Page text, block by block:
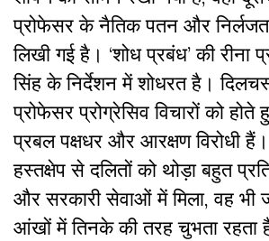
प्रोफेसर के नैतिक पतन और
लिखी गई है। ‘शोध प्रबंध’ की रीना
सिंह के निर्देशन में शोधरत है।
प्रोफेसर प्रोग्रेसिव विचारों को होते
प्रबल पक्षधर और आरक्षण विरोधी
हस्तक्षेप से दलितों को थोड़ा बहुत
और सरकारी सेवाओं में मिला, वह भी
आंखों में तिनके की तरह चुभता रहता